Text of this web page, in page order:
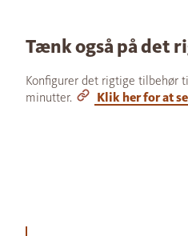
Tænk også på det
Konfigurer det rigtige tilbehør
minutter.
Klik her for at